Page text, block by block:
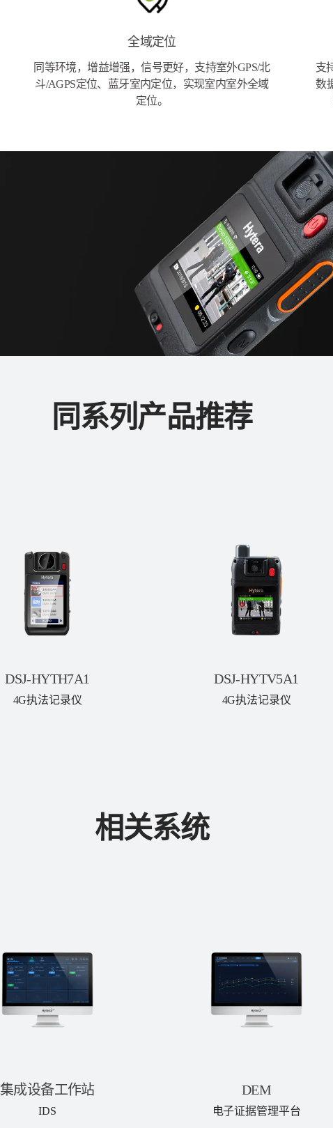
全域定位
同等环境，增益增强，信号更好，支持室外GPS/北
斗/AGPS定位、蓝牙室内定位，实现室内室外全域
定位。
支
数
同系列产品推荐
DSJ-HYTH7A1
4G执法记录仪
DSJ-HYTV5A1
4G执法记录仪
相关系统
集成设备工作站
IDS
DEM
电子证据管理平台